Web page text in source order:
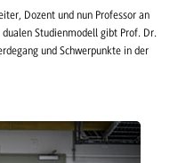
Dozent und nun Professor an
Studienmodell gibt Prof. Dr.
und Schwerpunkte in der